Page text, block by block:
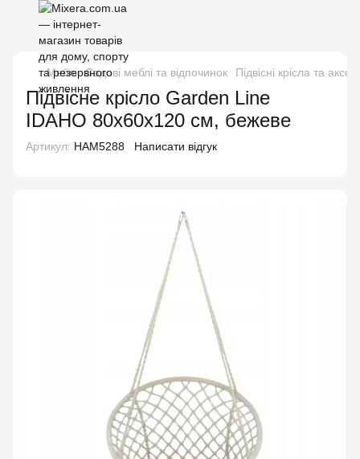
Меблі Садові меблі та відпочинок Підвісні крісла та
Підвісне крісло Garden Line
IDAHO 80x60x120 см, бежеве
Артикул: HAM5288 Написати відгук